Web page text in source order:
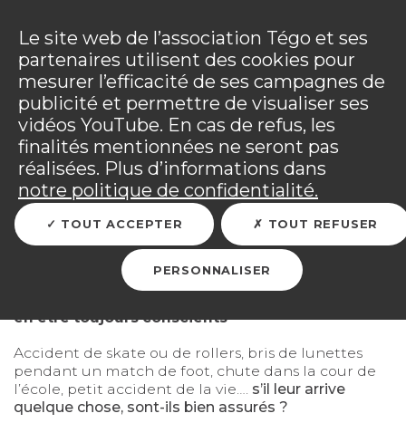
adhérents sinistrés et les personnels mobilisés.
Tous les détails dansvotre espace adhérent.
Vous êtes sur le site Tégo
RETOUR
Rentrée scolaire
en être toujours conscients
Accident de skate ou de rollers, bris de lunettes
pendant un match de foot, chute dans la cour de
l’école, petit accident de la vie…. s’il leur arrive
quelque chose, sont-ils bien assurés ?
Le site web de l’association Tégo et ses
partenaires utilisent des cookies pour
mesurer l’efficacité de ses campagnes de
publicité et permettre de visualiser ses
vidéos YouTube. En cas de refus, les
finalités mentionnées ne seront pas
réalisées. Plus d’informations dans
notre politique de confidentialité.
TOUT ACCEPTER TOUT REFUSER
PERSONNALISER